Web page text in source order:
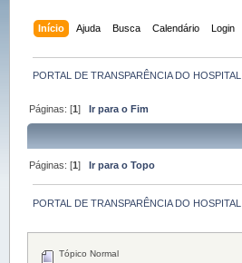
Início Ajuda Busca Calendário Login
PORTAL DE TRANSPARÊNCIA DO
Páginas: [1]Ir para o Fim
Páginas: [1]Ir para o Topo
PORTAL DE TRANSPARÊNCIA DO
Tópico Normal